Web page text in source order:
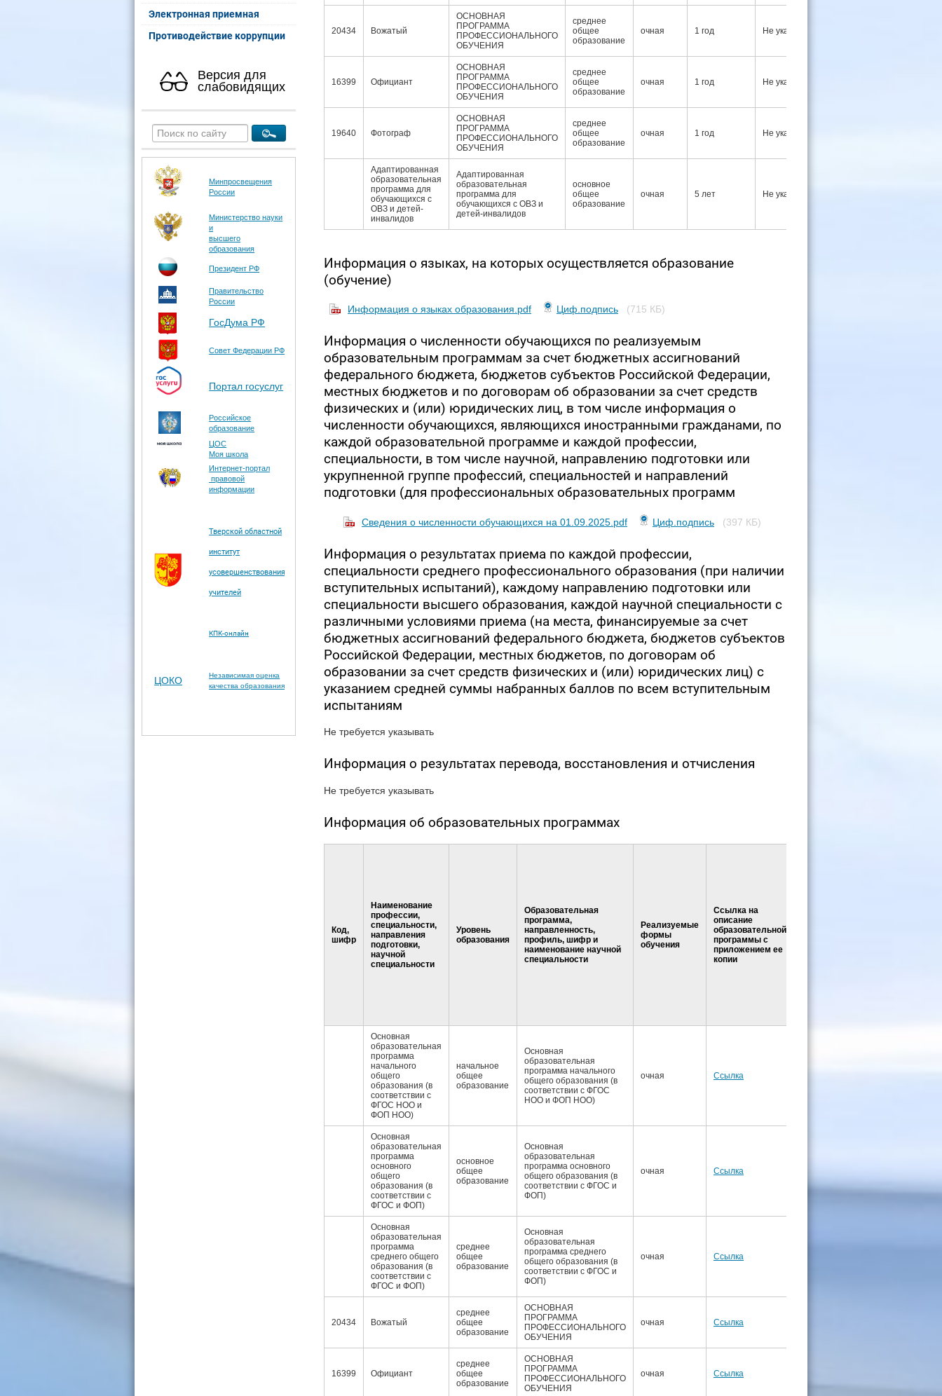
Электронная приемная
Противодействие коррупции
Версия для
слабовидящих
Минпросвещения
России
Министерство науки
и
высшего
образования
Президент РФ
Правительство
России
ГосДума РФ
Совет Федерации РФ
Портал госуслуг
Российское
образование
ЦОС
Моя школа
Интернет-портал
правовой
информации
Тверской областной
институт
усовершенствования
учителей
КПК-онлайн
ЦОКО
Независимая оценка
качества образования
20434 Вожатый
ОСНОВНАЯ
ПРОГРАММА
ПРОФЕССИОНАЛЬНОГО
ОБУЧЕНИЯ
среднее
общее
образование
очная 1 год Не указаны
16399 Официант
ОСНОВНАЯ
ПРОГРАММА
ПРОФЕССИОНАЛЬНОГО
ОБУЧЕНИЯ
среднее
общее
образование
очная 1 год Не указаны
19640 Фотограф
ОСНОВНАЯ
ПРОГРАММА
ПРОФЕССИОНАЛЬНОГО
ОБУЧЕНИЯ
среднее
общее
образование
очная 1 год Не указаны
Адаптированная
образовательная
программа для
обучающихся с
ОВЗ и детей-
инвалидов
Адаптированная
образовательная
программа для
обучающихся с ОВЗ и
детей-инвалидов
основное
общее
образование
очная 5 лет Не указаны
Информация о языках, на которых осуществляется образование
(обучение)
Информация о языках образования.pdf Циф.подпись (715 КБ)
Информация о численности обучающихся по реализуемым
образовательным программам за счет бюджетных ассигнований
федерального бюджета, бюджетов субъектов Российской Федерации,
местных бюджетов и по договорам об образовании за счет средств
физических и (или) юридических лиц, в том числе информация о
численности обучающихся, являющихся иностранными гражданами, по
каждой образовательной программе и каждой профессии,
специальности, в том числе научной, направлению подготовки или
укрупненной группе профессий, специальностей и направлений
подготовки (для профессиональных образовательных программ
Сведения о численности обучающихся на 01.09.2025.pdf Циф.подпись (397 КБ)
Информация о результатах приема по каждой профессии,
специальности среднего профессионального образования (при наличии
вступительных испытаний), каждому направлению подготовки или
специальности высшего образования, каждой научной специальности с
различными условиями приема (на места, финансируемые за счет
бюджетных ассигнований федерального бюджета, бюджетов субъектов
Российской Федерации, местных бюджетов, по договорам об
образовании за счет средств физических и (или) юридических лиц) с
указанием средней суммы набранных баллов по всем вступительным
испытаниям
Не требуется указывать
Информация о результатах перевода, восстановления и отчисления
Не требуется указывать
Информация об образовательных программах
Код,
шифр
Наименование
профессии,
специальности,
направления
подготовки,
научной
специальности
Уровень
образования
Образовательная
программа,
направленность,
профиль, шифр и
наименование научной
специальности
Реализуемые
формы
обучения
Ссылка на
описание
образовательной
программы с
приложением ее
копии
Основная
образовательная
программа
начального
общего
образования (в
соответствии с
ФГОС НОО и
ФОП НОО)
начальное
общее
образование
Основная
образовательная
программа начального
общего образования (в
соответствии с ФГОС
НОО и ФОП НОО)
очная Ссылка
Основная
образовательная
программа
основного
общего
образования (в
соответствии с
ФГОС и ФОП)
основное
общее
образование
Основная
образовательная
программа основного
общего образования (в
соответствии с ФГОС и
ФОП)
очная Ссылка
Основная
образовательная
программа
среднего общего
образования (в
соответствии с
ФГОС и ФОП)
среднее
общее
образование
Основная
образовательная
программа среднего
общего образования (в
соответствии с ФГОС и
ФОП)
очная Ссылка
20434 Вожатый
среднее
общее
образование
ОСНОВНАЯ
ПРОГРАММА
ПРОФЕССИОНАЛЬНОГО
ОБУЧЕНИЯ
очная Ссылка
16399 Официант
среднее
общее
образование
ОСНОВНАЯ
ПРОГРАММА
ПРОФЕССИОНАЛЬНОГО
ОБУЧЕНИЯ
очная Ссылка